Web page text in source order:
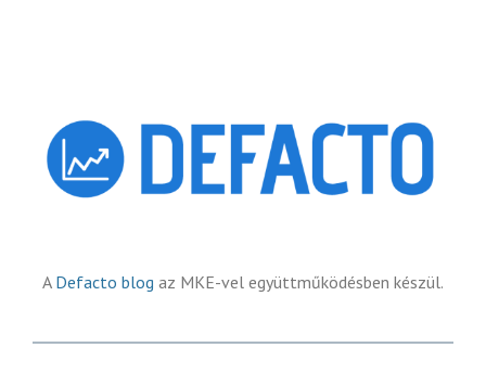
A Defacto blog az MKE-vel együttműködésben készül.